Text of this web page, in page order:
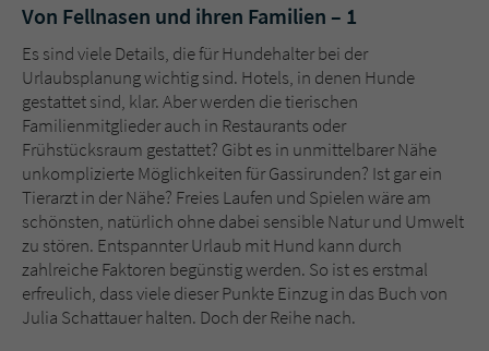
Von Fellnasen und ihren Familien – 1
Es sind viele Details, die für Hundehalter bei der
Urlaubsplanung wichtig sind. Hotels, in denen Hunde
gestattet sind, klar. Aber werden die tierischen
Familienmitglieder auch in Restaurants oder
Frühstücksraum gestattet? Gibt es in unmittelbarer Nähe
unkomplizierte Möglichkeiten für Gassirunden? Ist gar ein
Tierarzt in der Nähe? Freies Laufen und Spielen wäre am
schönsten, natürlich ohne dabei sensible Natur und Umwelt
zu stören. Entspannter Urlaub mit Hund kann durch
zahlreiche Faktoren begünstig werden. So ist es erstmal
erfreulich, dass viele dieser Punkte Einzug in das Buch von
Julia Schattauer halten. Doch der Reihe nach.